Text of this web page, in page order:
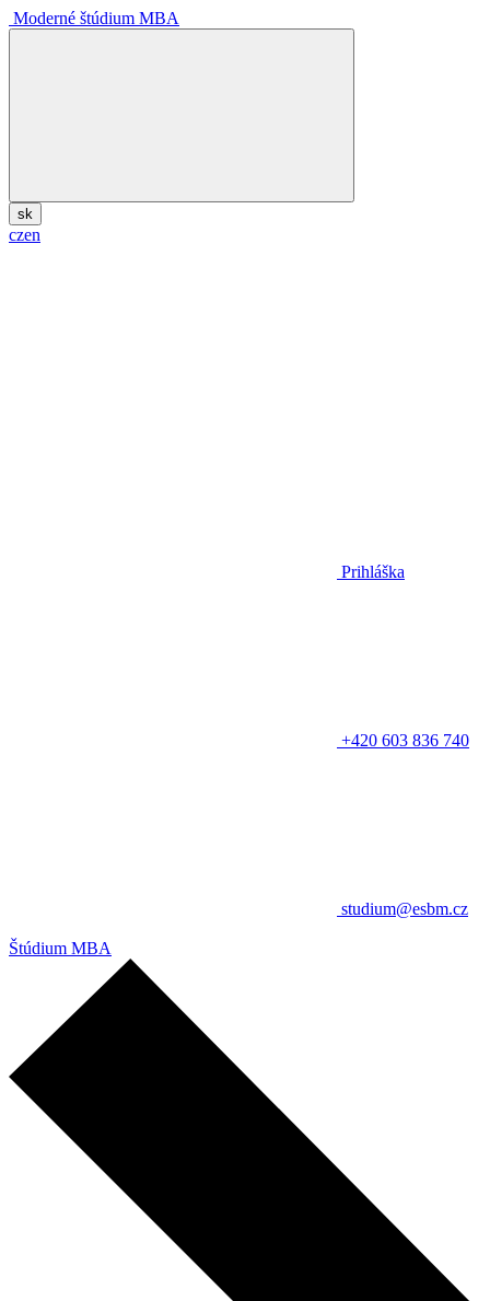
Moderné štúdium MBA
sk
czen
Prihláška
+420 603 836 740
studium@esbm.cz
Štúdium MBA